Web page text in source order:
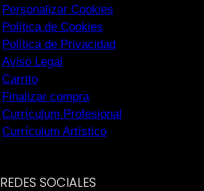
Personalizar Cookies
Política de Cookies
Política de Privacidad
Aviso Legal
Carrito
Finalizar compra
Currículum Profesional
Currículum Artístico
REDES SOCIALES